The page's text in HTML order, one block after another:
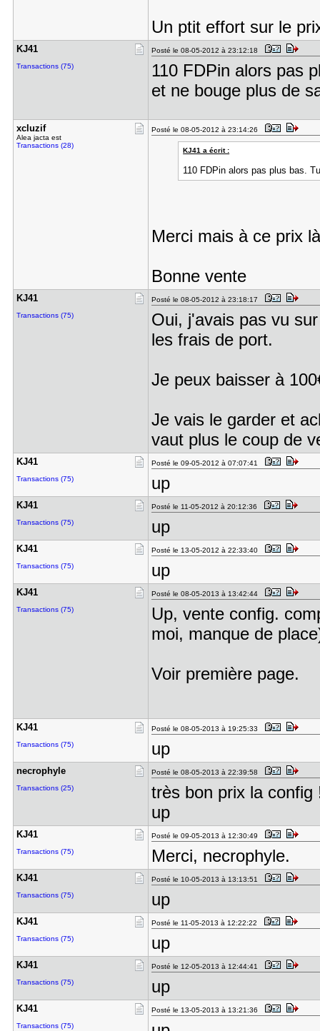
Un ptit effort sur le
KJ41
Transactions (75)
Posté le 08-05-2012 à 23:12:18
110 FDPin alors pas
et ne bouge plus de
xcluzif
Alea jacta est
Transactions (28)
Posté le 08-05-2012 à 23:14:26
KJ41 a écrit :
110 FDPin alors pas plus bas.
Merci mais à ce prix
Bonne vente
KJ41
Transactions (75)
Posté le 08-05-2012 à 23:18:17
Oui, j'avais pas vu
les frais de port.
Je peux baisser à
Je vais le garder et
vaut plus le coup de
KJ41
Transactions (75)
Posté le 09-05-2012 à 07:07:41
up
KJ41
Transactions (75)
Posté le 11-05-2012 à 20:12:36
up
KJ41
Transactions (75)
Posté le 13-05-2012 à 22:33:40
up
KJ41
Transactions (75)
Posté le 08-05-2013 à 13:42:44
Up, vente config.
moi, manque de
Voir première page.
KJ41
Transactions (75)
Posté le 08-05-2013 à 19:25:33
up
necrophyle
Transactions (25)
Posté le 08-05-2013 à 22:39:58
très bon prix la config
up
KJ41
Transactions (75)
Posté le 09-05-2013 à 12:30:49
Merci, necrophyle.
KJ41
Transactions (75)
Posté le 10-05-2013 à 13:13:51
up
KJ41
Transactions (75)
Posté le 11-05-2013 à 12:22:22
up
KJ41
Transactions (75)
Posté le 12-05-2013 à 12:44:41
up
KJ41
Transactions (75)
Posté le 13-05-2013 à 13:21:36